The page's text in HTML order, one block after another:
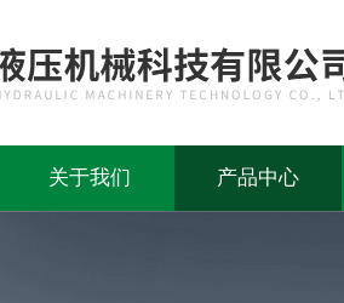
关于我们 产品中心